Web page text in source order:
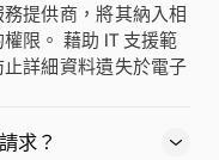
提供商，將其納入相
限。 藉助 IT 支援範
詳細資料遺失於電子
求？